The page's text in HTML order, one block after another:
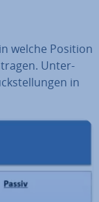
welche Position
Un­ter­
in